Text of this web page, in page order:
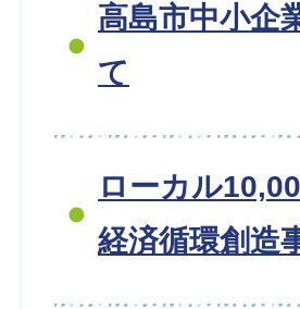
高島市中小企
て
ローカル
経済循環創造